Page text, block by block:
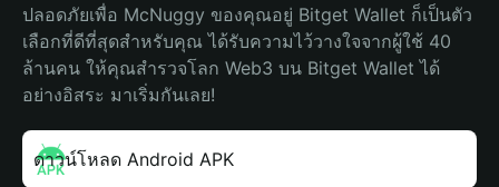
ปลอดภัยเพื่อ McNuggy ของคุณอยู่ Bitget Wallet ก็เป็นตัว
เลือกที่ดีที่สุดสำหรับคุณ ได้รับความไว้วางใจจากผู้ใช้ 40
ล้านคน ให้คุณสำรวจโลก Web3 บน Bitget Wallet ได้
อย่างอิสระ มาเริ่มกันเลย!
ดาวน์โหลด Android APK